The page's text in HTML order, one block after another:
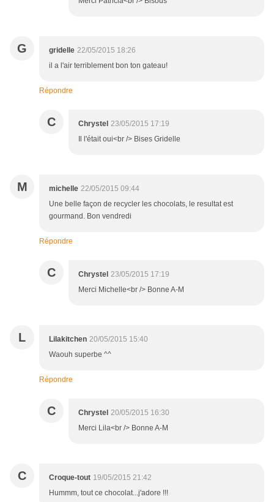
G gridelle 22/05/2015 18:26
il a l'air terriblement bon ton gateau!
Répondre
C Chrystel 23/05/2015 17:19
Il l'était oui<br /> Bises Gridelle
M michelle 22/05/2015 09:44
Une belle façon de recycler les chocolats, le resultat est
gourmand. Bon vendredi
Répondre
C Chrystel 23/05/2015 17:19
Merci Michelle<br /> Bonne A-M
L Lilakitchen 20/05/2015 15:40
Waouh superbe ^^
Répondre
C Chrystel 20/05/2015 16:30
Merci Lila<br /> Bonne A-M
C Croque-tout 19/05/2015 21:42
Hummm, tout ce chocolat...j'adore !!!